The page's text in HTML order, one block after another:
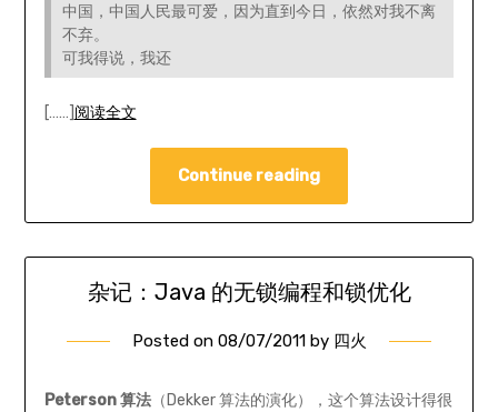
中国，中国人民最可爱，因为直到今日，依然对我不离
不弃。
可我得说，我还
[……] 阅读全文
Continue reading
杂记：Java 的无锁编程和锁优化
Posted on 08/07/2011by 四火
Peterson 算法（Dekker 算法的演化），这个算法设计得很